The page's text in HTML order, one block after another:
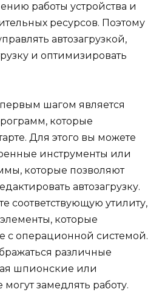
работы устройства и
ресурсов. Поэтому
автозагрузкой,
и оптимизировать
шагом является
которые
Для этого вы можете
инструменты или
которые позволяют
автозагрузку.
соответствующую утилиту,
которые
с операционной системой.
различные
шпионские или
замедлять работу.